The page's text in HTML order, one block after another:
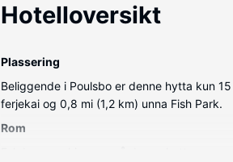
Hotelloversikt
Plassering
Beliggende i Poulsbo er denne hytta kun
ferjekai og 0,8 mi (1,2 km) unna Fish Park.
Rom